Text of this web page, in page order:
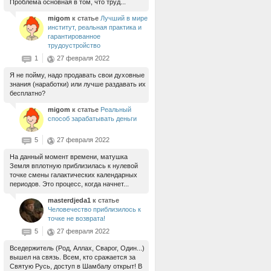
Проблема основная в том, что труд...
migom к статье Лучший в мире
институт, реальная практика и
гарантированное
трудоустройство
1
27 февраля 2022
Я не пойму, надо продавать свои духовные
знания (наработки) или лучше раздавать их
бесплатно?
migom к статье Реальный
способ зарабатывать деньги
5 27 февраля 2022
На данный момент времени, матушка
Земля вплотную приблизилась к нулевой
точке смены галактических календарных
периодов. Это процесс, когда начнет...
masterdjeda1 к статье
Человечество приблизилось к
точке не возврата!
5
27 февраля 2022
Вседержитель (Род, Аллах, Сварог, Один...)
вышел на связь. Всем, кто сражается за
Святую Русь, доступ в Шамбалу открыт! В